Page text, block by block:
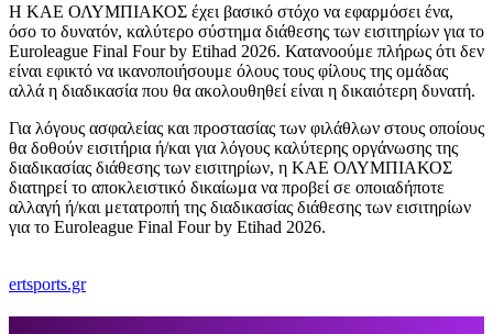
Η ΚΑΕ ΟΛΥΜΠΙΑΚΟΣ έχει βασικό στόχο να εφαρμόσει ένα,
όσο το δυνατόν, καλύτερο σύστημα διάθεσης των εισιτηρίων για το
Euroleague Final Four by Etihad 2026. Κατανοούμε πλήρως ότι δεν
είναι εφικτό να ικανοποιήσουμε όλους τους φίλους της ομάδας
αλλά η διαδικασία που θα ακολουθηθεί είναι η δικαιότερη δυνατή.
Για λόγους ασφαλείας και προστασίας των φιλάθλων στους οποίους
θα δοθούν εισιτήρια ή/και για λόγους καλύτερης οργάνωσης της
διαδικασίας διάθεσης των εισιτηρίων, η ΚΑΕ ΟΛΥΜΠΙΑΚΟΣ
διατηρεί το αποκλειστικό δικαίωμα να προβεί σε οποιαδήποτε
αλλαγή ή/και μετατροπή της διαδικασίας διάθεσης των εισιτηρίων
για το Euroleague Final Four by Etihad 2026.
ertsports.gr